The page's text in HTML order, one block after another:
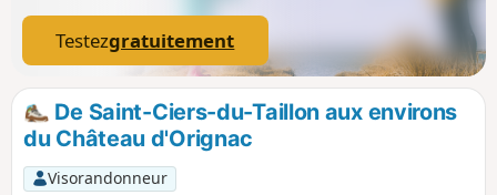
Testezgratuitement
De Saint-Ciers-du-Taillon aux environs
du Château d'Orignac
Visorandonneur